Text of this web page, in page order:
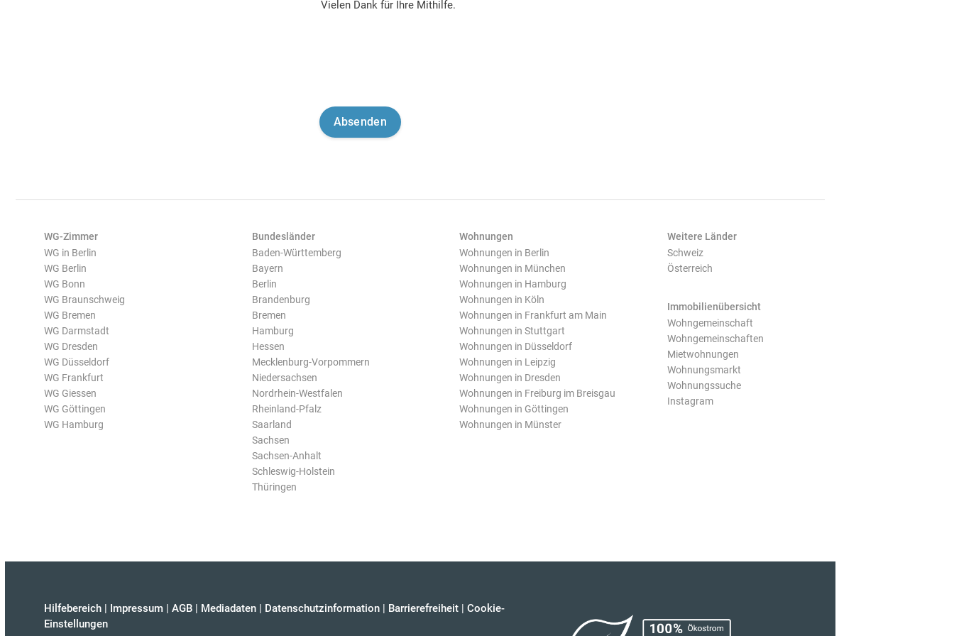
Vielen Dank für Ihre Mithilfe.
WG-Zimmer
WG in Berlin
WG Berlin
WG Bonn
WG Braunschweig
WG Bremen
WG Darmstadt
WG Dresden
WG Düsseldorf
WG Frankfurt
WG Giessen
WG Göttingen
WG Hamburg
Bundesländer
Baden-Württemberg
Bayern
Berlin
Brandenburg
Bremen
Hamburg
Hessen
Mecklenburg-Vorpommern
Niedersachsen
Nordrhein-Westfalen
Rheinland-Pfalz
Saarland
Sachsen
Sachsen-Anhalt
Schleswig-Holstein
Thüringen
Wohnungen
Wohnungen in Berlin
Wohnungen in München
Wohnungen in Hamburg
Wohnungen in Köln
Wohnungen in Frankfurt am Main
Wohnungen in Stuttgart
Wohnungen in Düsseldorf
Wohnungen in Leipzig
Wohnungen in Dresden
Wohnungen in Freiburg im Breisgau
Wohnungen in Göttingen
Wohnungen in Münster
Weitere Länder
Schweiz
Österreich
Immobilienübersicht
Wohngemeinschaft
Wohngemeinschaften
Mietwohnungen
Wohnungsmarkt
Wohnungssuche
Instagram
Hilfebereich | Impressum | AGB | Mediadaten | Datenschutzinformation | Barrierefreiheit | Cookie-
Einstellungen